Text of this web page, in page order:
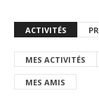
ACTIVITÉS
MES ACTIVITÉS
MES AMIS